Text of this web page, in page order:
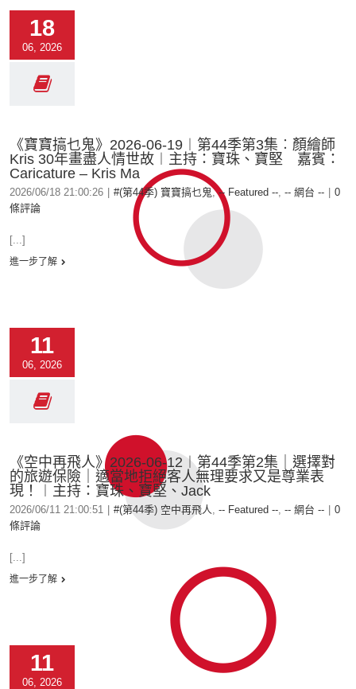
18
06, 2026
《寶寶搞乜鬼》2026-06-19︱第44季第3集︰顏繪師
Kris 30年畫盡人情世故︱主持：寶珠、寶堅 嘉賓：
Caricature – Kris Ma
2026/06/18 21:00:26 #(第44季) 寶寶搞乜鬼,-- Featured --, -- 網台 --
0
條評論
[...]
進一步了解
11
06, 2026
《空中再飛人》2026-06-12︱第44季第2集｜選擇對
的旅遊保險｜適當地拒絕客人無理要求又是尊業表
現！︱主持：寶珠、寶堅、Jack
2026/06/11 21:00:51 #(第44季) 空中再飛人, -- Featured --, -- 網台 --
0
條評論
[...]
進一步了解
11
06, 2026